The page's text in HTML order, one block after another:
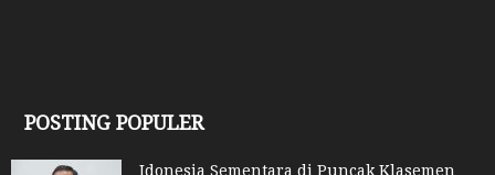
POSTING POPULER
Idonesia Sementara di Puncak Klasemen